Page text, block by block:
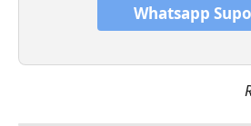
Whatsapp